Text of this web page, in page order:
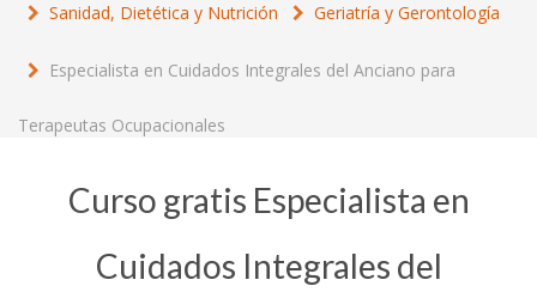
Sanidad, Dietética y Nutrición Geriatría y Gerontología
Especialista en Cuidados Integrales del Anciano para
Terapeutas Ocupacionales
Curso gratis Especialista en
Cuidados Integrales del